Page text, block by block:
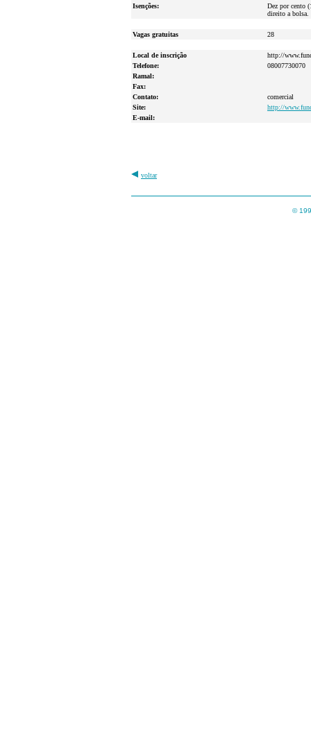
Isenções:
Dez por cento
direito a bolsa.
Vagas gratuitas 28
Local de inscrição
http://
Telefone:
08007730070
Ramal:
Fax:
Contato:
comercial
Site:
http://
E-mail:
voltar
©